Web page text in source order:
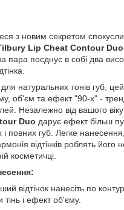
з новим секретом
Lip Cheat Contour
пара поєднує в собі два
натуральних тонів губ,
об'єм та ефект "90-х" -
Незалежно від вашого
Duo дарує ефект більш
і повних губ. Легке
відтінків роблять його
косметичці.
відтінок нанесіть по
тінь і ефект об'єму.